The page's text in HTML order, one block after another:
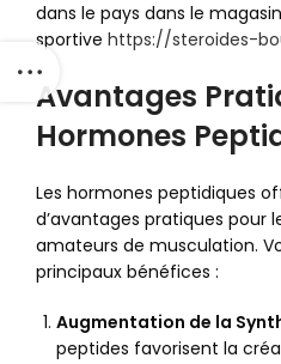
dans le pays dans le
sportive https://steroides-
Avantages
Hormones
Les hormones peptidiques
d’avantages pratiques pour
amateurs de musculation.
principaux bénéfices :
Augmentation de la
peptides favorisent la